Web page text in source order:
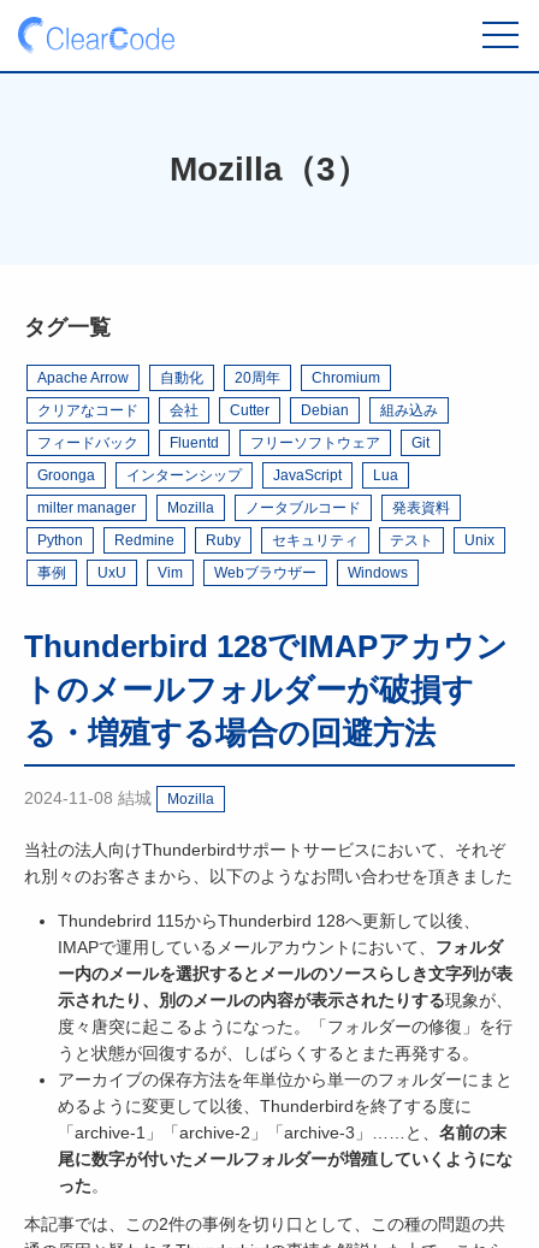
Mozilla（3）
タグ一覧
Apache Arrow 自動化 20周年
Chromium
クリアなコード
会社 Cutter Debian
組み込み
フィードバック
Fluentd フリーソフトウェア
Git
Groonga
インターンシップ JavaScript
Lua
milter manager
Mozilla ノータブルコード
発表資料
Python
Redmine Ruby セキュリティ テスト
Unix
事例
UxU Vim Webブラウザー Windows
Thunderbird 128でIMAPアカウン
トのメールフォルダーが破損す
る・増殖する場合の回避方法
2024-11-08 結城 Mozilla
当社の法人向けThunderbirdサポートサービスにおいて、それぞ
れ別々のお客さまから、以下のようなお問い合わせを頂きました
Thundebrird 115からThunderbird 128へ更新して以後、
IMAPで運用しているメールアカウントにおいて、 フォルダ
ー内のメールを選択するとメールのソースらしき文字列が表
示されたり、別のメールの内容が表示されたりする現象が、
度々唐突に起こるようになった。「フォルダーの修復」を行
うと状態が回復するが、しばらくするとまた再発する。
アーカイブの保存方法を年単位から単一のフォルダーにまと
めるように変更して以後、Thunderbirdを終了する度に
「archive-1」「archive-2」「archive-3」……と、 名前の末
尾に数字が付いたメールフォルダーが増殖していくようにな
った。
本記事では、この2件の事例を切り口として、この種の問題の共